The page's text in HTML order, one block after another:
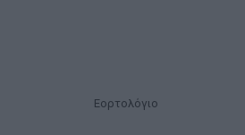
Εορτολόγιο